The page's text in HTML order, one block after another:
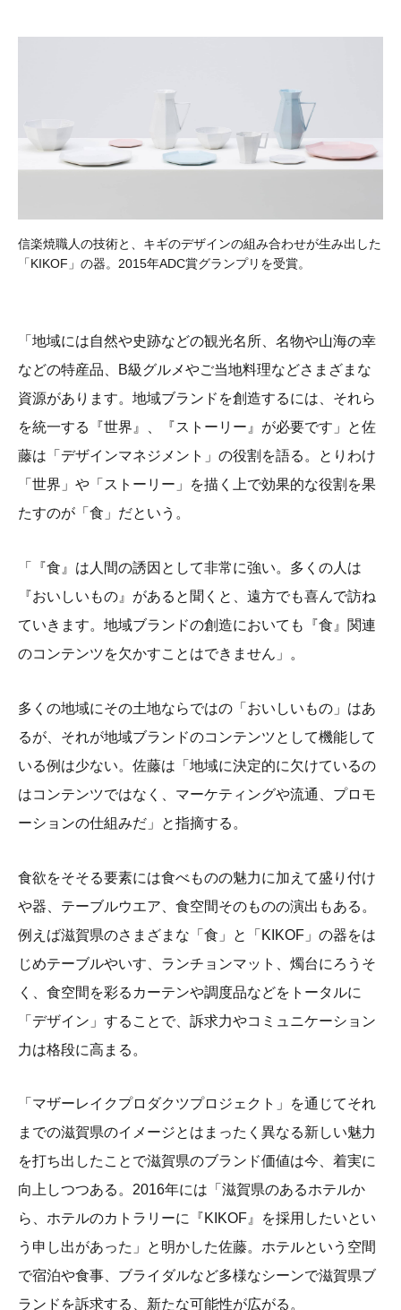
信楽焼職人の技術と、キギのデザインの組み合わせが生み出した
「KIKOF」の器。2015年ADC賞グランプリを受賞。
「地域には自然や史跡などの観光名所、名物や山海の幸
などの特産品、B級グルメやご当地料理などさまざまな
資源があります。地域ブランドを創造するには、それら
を統一する『世界』、『ストーリー』が必要です」と佐
藤は「デザインマネジメント」の役割を語る。とりわけ
「世界」や「ストーリー」を描く上で効果的な役割を果
たすのが「食」だという。
「『食』は人間の誘因として非常に強い。多くの人は
『おいしいもの』があると聞くと、遠方でも喜んで訪ね
ていきます。地域ブランドの創造においても『食』関連
のコンテンツを欠かすことはできません」。
多くの地域にその土地ならではの「おいしいもの」はあ
るが、それが地域ブランドのコンテンツとして機能して
いる例は少ない。佐藤は「地域に決定的に欠けているの
はコンテンツではなく、マーケティングや流通、プロモ
ーションの仕組みだ」と指摘する。
食欲をそそる要素には食べものの魅力に加えて盛り付け
や器、テーブルウエア、食空間そのものの演出もある。
例えば滋賀県のさまざまな「食」と「KIKOF」の器をは
じめテーブルやいす、ランチョンマット、燭台にろうそ
く、食空間を彩るカーテンや調度品などをトータルに
「デザイン」することで、訴求力やコミュニケーション
力は格段に高まる。
「マザーレイクプロダクツプロジェクト」を通じてそれ
までの滋賀県のイメージとはまったく異なる新しい魅力
を打ち出したことで滋賀県のブランド価値は今、着実に
向上しつつある。2016年には「滋賀県のあるホテルか
ら、ホテルのカトラリーに『KIKOF』を採用したいとい
う申し出があった」と明かした佐藤。ホテルという空間
で宿泊や食事、ブライダルなど多様なシーンで滋賀県ブ
ランドを訴求する、新たな可能性が広がる。